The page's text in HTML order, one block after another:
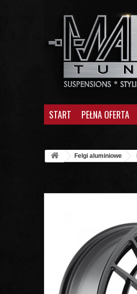
START PEŁNA OFERTA
Felgi aluminiowe